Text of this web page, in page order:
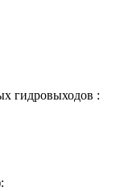
гидровыходов :